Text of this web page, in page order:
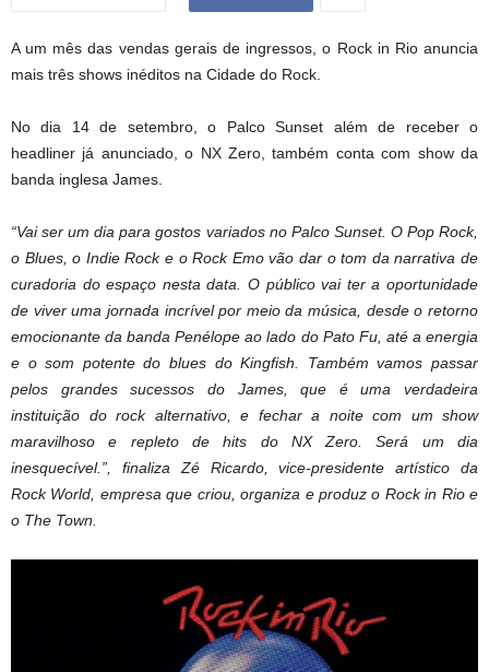
A um mês das vendas gerais de ingressos, o Rock in Rio anuncia
mais três shows inéditos na Cidade do Rock.
No dia 14 de setembro, o Palco Sunset além de receber o
headliner já anunciado, o NX Zero, também conta com show da
banda inglesa James.
“Vai ser um dia para gostos variados no Palco Sunset. O Pop Rock,
o Blues, o Indie Rock e o Rock Emo vão dar o tom da narrativa de
curadoria do espaço nesta data. O público vai ter a oportunidade
de viver uma jornada incrível por meio da música, desde o retorno
emocionante da banda Penélope ao lado do Pato Fu, até a energia
e o som potente do blues do Kingfish. Também vamos passar
pelos grandes sucessos do James, que é uma verdadeira
instituição do rock alternativo, e fechar a noite com um show
maravilhoso e repleto de hits do NX Zero. Será um dia
inesquecível.”, finaliza Zé Ricardo, vice-presidente artístico da
Rock World, empresa que criou, organiza e produz o Rock in Rio e
o The Town.